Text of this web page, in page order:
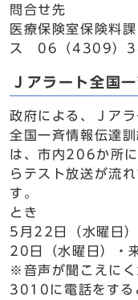
問合せ先
医療保険室保険
ス 06（4309）
Ｊアラート全国
政府による、Ｊア
全国一斉情報伝達
は、市内206か所
らテスト放送が流
す。
とき
5月22日（水曜日
20日（水曜日）・
※音声が聞こえに
3010に電話をする